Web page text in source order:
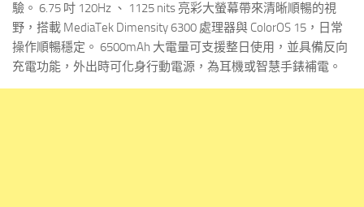
驗。 6.75 吋 120Hz 、 1125 nits 亮彩大螢幕帶來清晰順暢的視
野，搭載 MediaTek Dimensity 6300 處理器與 ColorOS 15，日常
操作順暢穩定。 6500mAh 大電量可支援整日使用，並具備反向
充電功能，外出時可化身行動電源，為耳機或智慧手錶補電。